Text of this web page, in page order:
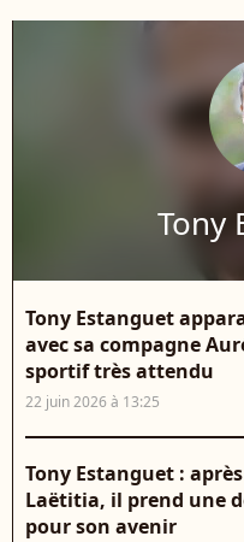
Tony
Tony Estanguet
avec sa compagne
sportif très attendu
22 juin 2026 à 13:25
Tony Estanguet :
Laëtitia, il prend une
pour son avenir